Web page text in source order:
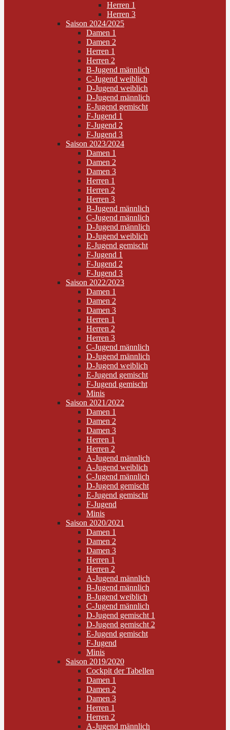
Herren 1
Herren 3
Saison 2024/2025
Damen 1
Damen 2
Herren 1
Herren 2
B-Jugend männlich
C-Jugend weiblich
D-Jugend weiblich
D-Jugend männlich
E-Jugend gemischt
F-Jugend 1
F-Jugend 2
F-Jugend 3
Saison 2023/2024
Damen 1
Damen 2
Damen 3
Herren 1
Herren 2
Herren 3
B-Jugend männlich
C-Jugend männlich
D-Jugend männlich
D-Jugend weiblich
E-Jugend gemischt
F-Jugend 1
F-Jugend 2
F-Jugend 3
Saison 2022/2023
Damen 1
Damen 2
Damen 3
Herren 1
Herren 2
Herren 3
C-Jugend männlich
D-Jugend männlich
D-Jugend weiblich
E-Jugend gemischt
F-Jugend gemischt
Minis
Saison 2021/2022
Damen 1
Damen 2
Damen 3
Herren 1
Herren 2
A-Jugend männlich
A-Jugend weiblich
C-Jugend männlich
D-Jugend gemischt
E-Jugend gemischt
F-Jugend
Minis
Saison 2020/2021
Damen 1
Damen 2
Damen 3
Herren 1
Herren 2
A-Jugend männlich
B-Jugend männlich
B-Jugend weiblich
C-Jugend männlich
D-Jugend gemischt 1
D-Jugend gemischt 2
E-Jugend gemischt
F-Jugend
Minis
Saison 2019/2020
Cockpit der Tabellen
Damen 1
Damen 2
Damen 3
Herren 1
Herren 2
A-Jugend männlich